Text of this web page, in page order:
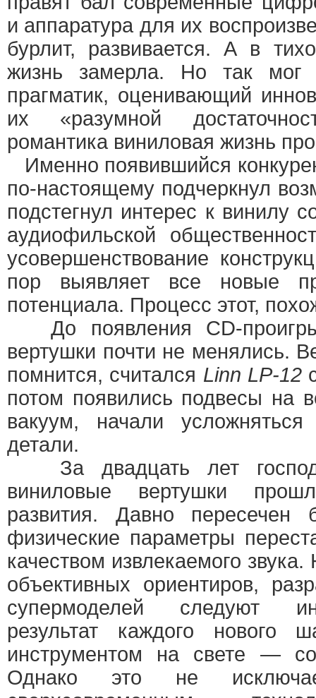
и аппаратура для их
бурлит, развивается. А в
жизнь замерла. Но так
прагматик, оценивающий
их «разумной
романтика виниловая жизнь
Именно появившийся
по-настоящему подчеркнул
подстегнул интерес к винилу
аудиофильской
усовершенствование
пор выявляет все новые
потенциала. Процесс этот,
До появления CD-
вертушки почти не менялись.
помнится, считался Linn LP-12
потом появились подвесы на
вакуум, начали
детали.
За двадцать лет
виниловые вертушки
развития. Давно пересечен
физические параметры
качеством извлекаемого
объективных ориентиров,
супермоделей следуют
результат каждого нового
инструментом на свете —
Однако это не